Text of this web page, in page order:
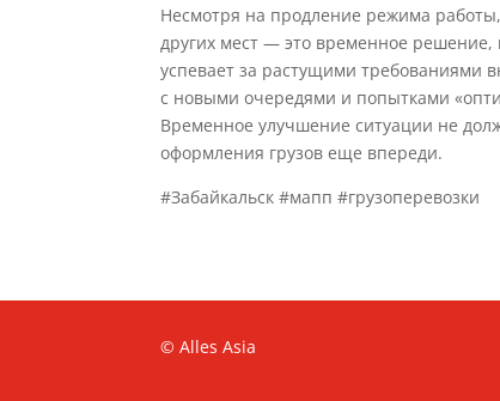
Несмотря на продление режима
других мест — это временное решение,
успевает за растущими требованиями
с новыми очередями и попытками
Временное улучшение ситуации не
оформления грузов еще впереди.
#Забайкальск #мапп #грузоперевозки
© Alles Asia